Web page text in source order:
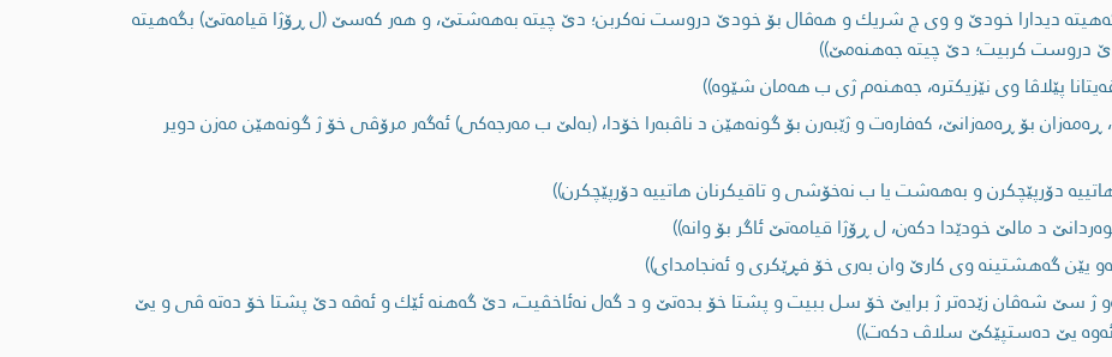
دیدارا خودێ و وی چ شریك و هه‌ڤال بۆ خودێ دروست نه‌كربن؛ دێ چیته‌ به‌هه‌شتێ، و هه‌ر کەسێ (ل ڕۆژا قیامەتێ) بگه‌هیته‌
دروست كربیت؛ دێ چیته‌ جه‌هنه‌مێ))
پێلاڤا وی نێزیكتره‌، جه‌هنه‌م ژی ب هه‌مان شێوه‌))
ڕه‌مه‌زان بۆ ڕه‌مه‌زانێ، كه‌فاره‌ت و ژێبه‌رن بۆ گونه‌هێن د ناڤبه‌را خۆدا، (به‌لێ ب مه‌رجه‌كی) ئه‌گه‌ر مرۆڤی خۆ ژ گونه‌هێن مه‌زن دویر
دۆرپێچكرن و به‌هه‌شت یا ب نه‌خۆشی و تاقیكرنان هاتییه‌ دۆرپێچكرن))
د مالێ خودێدا دكه‌ن، ل ڕۆژا قیامه‌تێ ئاگر بۆ وانه‌))
یێن گه‌هشتینه‌ وی كارێ وان به‌ری خۆ فڕێكری و ئه‌نجامدای))
ژ سێ شه‌ڤان زێده‌تر ژ برایێ خۆ سل ببيت و پشتا خۆ بده‌تێ و د گه‌ل نه‌ئاخڤیت، دێ گه‌هنه‌ ئێك و ئه‌ڤه‌ دێ پشتا خۆ ده‌ته‌ ڤی و یێ
یێ ده‌ستپێكێ سلاڤ دكه‌ت))